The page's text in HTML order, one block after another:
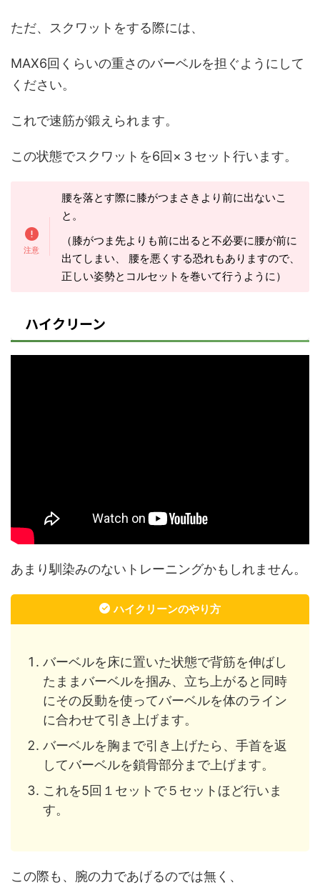
ただ、スクワットをする際には、
MAX6回くらいの重さのバーベルを担ぐようにして
ください。
これで速筋が鍛えられます。
この状態でスクワットを6回× ３セット行います。
腰を落とす際に膝がつまさきより前に出ないこ
と。
（膝がつま先よりも前に出ると不必要に腰が前に
出てしまい、 腰を悪くする恐れもありますので、
正しい姿勢とコルセットを巻いて行うように）
ハイクリーン
あまり馴染みのないトレーニングかもしれません。
ハイクリーンのやり方
バーベルを床に置いた状態で背筋を伸ばし
たままバーベルを掴み、立ち上がると同時
にその反動を使ってバーベルを体のライン
に合わせて引き上げます。
バーベルを胸まで引き上げたら、手首を返
してバーベルを鎖骨部分まで上げます。
これを5回１セットで５セットほど行いま
す。
この際も、腕の力であげるのでは無く、